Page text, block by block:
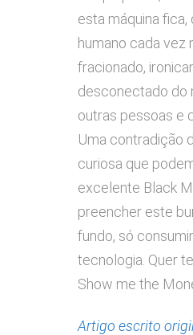
esta máquina
humano cada vez
fracionado,
desconectado do
outras pessoas e
Uma contradição
curiosa que
excelente Black
preencher este
fundo, só
tecnologia. Quer
Show me the
Artigo escrito